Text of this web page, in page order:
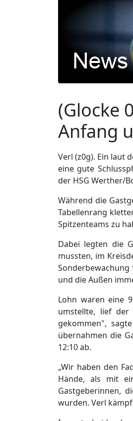
(Glocke
Anfang
Verl (z0g). Ein laut
eine gute
der HSG Werther/
Während die
Tabellenrang
Spitzenteams zu
Dabei legten die
mussten, im
und die Außen
Lohn waren eine
umstellte, lief
gekommen",
übernahmen die
12:10 ab.
„Wir haben den
Hände, als mit
Gastgeberinnen,
wurden. Verl